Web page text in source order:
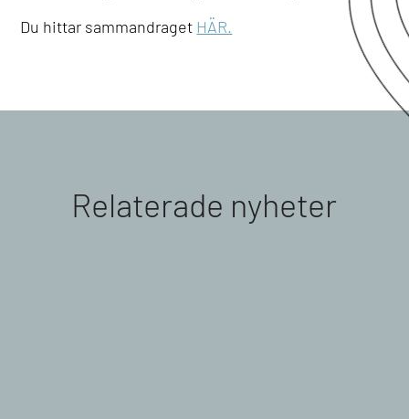
Du hittar sammandraget HÄR.
Relaterade nyheter